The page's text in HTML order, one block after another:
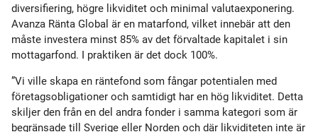
diversifiering, högre likviditet och minimal valutaexponering.
Avanza Ränta Global är en matarfond, vilket innebär att den
måste investera minst 85% av det förvaltade kapitalet i sin
mottagarfond. I praktiken är det dock 100%.
”Vi ville skapa en räntefond som fångar potentialen med
företagsobligationer och samtidigt har en hög likviditet. Detta
skiljer den från en del andra fonder i samma kategori som är
begränsade till Sverige eller Norden och där likviditeten inte är